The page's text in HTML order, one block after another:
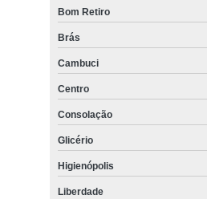
Bom Retiro
Brás
Cambuci
Centro
Consolação
Glicério
Higienópolis
Liberdade